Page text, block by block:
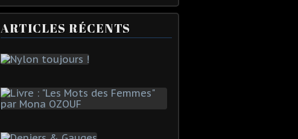
ARTICLES RÉCENTS